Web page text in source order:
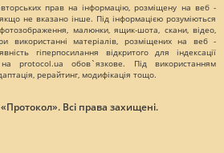
прав на інформацію, розміщену на веб -
не вказано інше. Під інформацією розуміються
фотозображення, малюнки, ящик-шота, скани, відео,
використанні матеріалів, розміщених на веб -
гіперпосилання відкритого для індексації
protocol.ua обов`язкове. Під використанням
рерайтинг, модифікація тощо.
Всі права захищені.